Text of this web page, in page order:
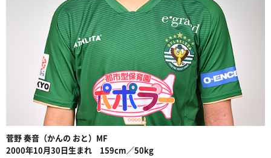
菅野 奏音（かんの おと）MF
2000年10月30日生まれ 159cm／50kg